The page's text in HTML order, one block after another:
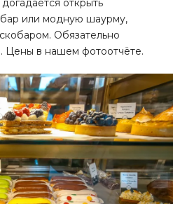
открыть
бар или модную шаурму,
Обязательно
Цены в нашем фотоотчёте.